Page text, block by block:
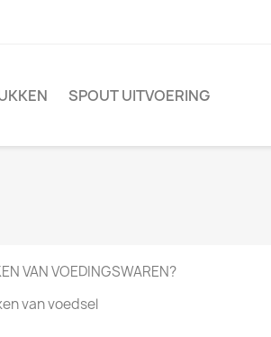
SPOUT UITVOERING
VAN VOEDINGSWAREN?
van voedsel